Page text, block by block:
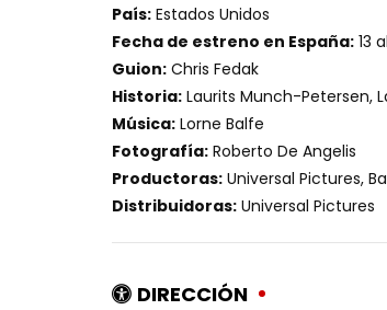
País: Estados Unidos
Fecha de estreno en España: 13
Guion: Chris Fedak
Historia: Laurits Munch-Petersen,
Música: Lorne Balfe
Fotografía: Roberto De Angelis
Productoras: Universal Pictures,
Distribuidoras: Universal Pictures
DIRECCIÓN